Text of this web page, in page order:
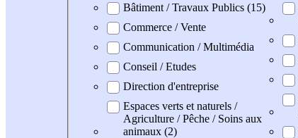
Bâtiment / Travaux Publics (15)
Commerce / Vente
Communication / Multimédia
Conseil / Etudes
Direction d'entreprise
Espaces verts et naturels /
Agriculture / Pêche / Soins aux
animaux (2)